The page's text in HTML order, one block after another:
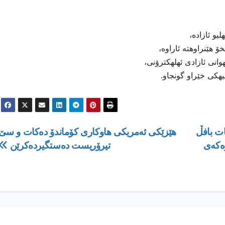
ئازاده،
هێنراوهته ئاراوه،
ئازادی ئهلهكترۆنی،
خێراو گونجاو.
هێزێکی ئەمریکی هاوکاری کۆماندۆ دەکات و
تیرۆریست دەستگیردەکرێن
بافڵ